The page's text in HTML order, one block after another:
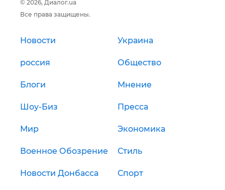
© 2026, Диалог.ua
Все права защищены.
Новости Украина
россия Общество
Блоги Мнение
Шоу-Биз Пресса
Мир Экономика
Военное Обозрение Стиль
Новости Донбасса Спорт